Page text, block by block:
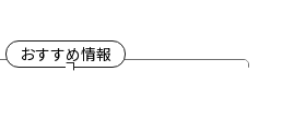
おすすめ情報